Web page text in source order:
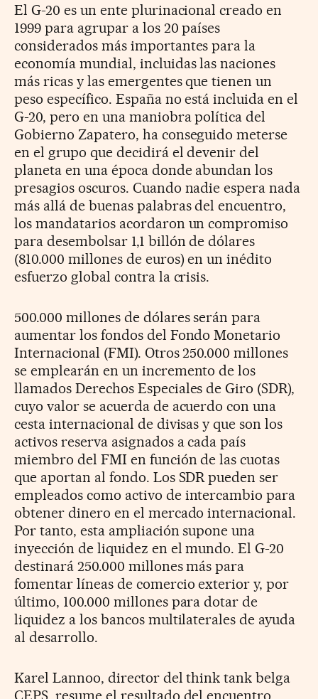
El G-20 es un ente plurinacional creado en
1999 para agrupar a los 20 países
considerados más importantes para la
economía mundial, incluidas las naciones
más ricas y las emergentes que tienen un
peso específico. España no está incluida en el
G-20, pero en una maniobra política del
Gobierno Zapatero, ha conseguido meterse
en el grupo que decidirá el devenir del
planeta en una época donde abundan los
presagios oscuros. Cuando nadie espera nada
más allá de buenas palabras del encuentro,
los mandatarios acordaron un compromiso
para desembolsar 1,1 billón de dólares
(810.000 millones de euros) en un inédito
esfuerzo global contra la crisis.
500.000 millones de dólares serán para
aumentar los fondos del Fondo Monetario
Internacional (FMI). Otros 250.000 millones
se emplearán en un incremento de los
llamados Derechos Especiales de Giro (SDR),
cuyo valor se acuerda de acuerdo con una
cesta internacional de divisas y que son los
activos reserva asignados a cada país
miembro del FMI en función de las cuotas
que aportan al fondo. Los SDR pueden ser
empleados como activo de intercambio para
obtener dinero en el mercado internacional.
Por tanto, esta ampliación supone una
inyección de liquidez en el mundo. El G-20
destinará 250.000 millones más para
fomentar líneas de comercio exterior y, por
último, 100.000 millones para dotar de
liquidez a los bancos multilaterales de ayuda
al desarrollo.
Karel Lannoo, director del think tank belga
CEPS, resume el resultado del encuentro